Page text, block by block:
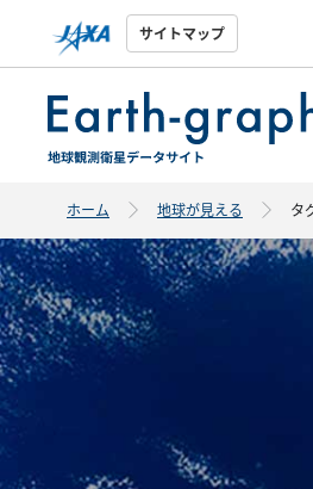
サイトマップ
ホーム 地球が見える タ